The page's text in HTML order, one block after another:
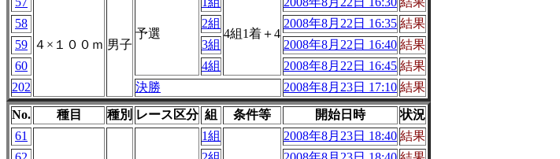
４×１００ｍ 男子
予選 4組1着＋4
58
2組 2008年8月22日 16:35 結果
59
3組 2008年8月22日 16:40 結果
60
4組 2008年8月22日 16:45 結果
202
決勝 2008年8月23日 17:10 結果
No. 種目 種別 レース区分 組 条件等 開始日時
状況
61
1組 2008年8月23日 18:40 結果